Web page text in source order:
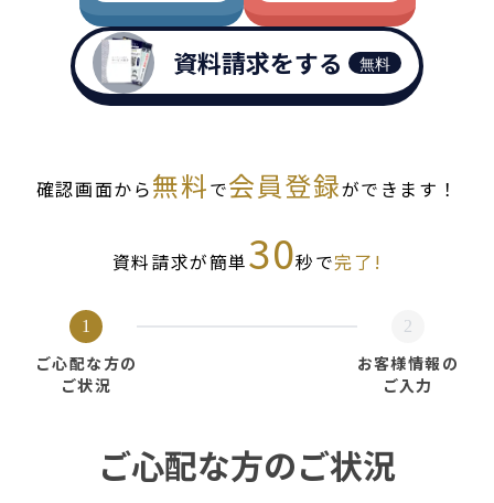
資料請求をする 無料
確認画面から無料で会員登録ができます！
資料請求が簡単30秒で完了!
1
ご心配な方の
ご状況
2
お客様情報の
ご入力
ご心配な方のご状況